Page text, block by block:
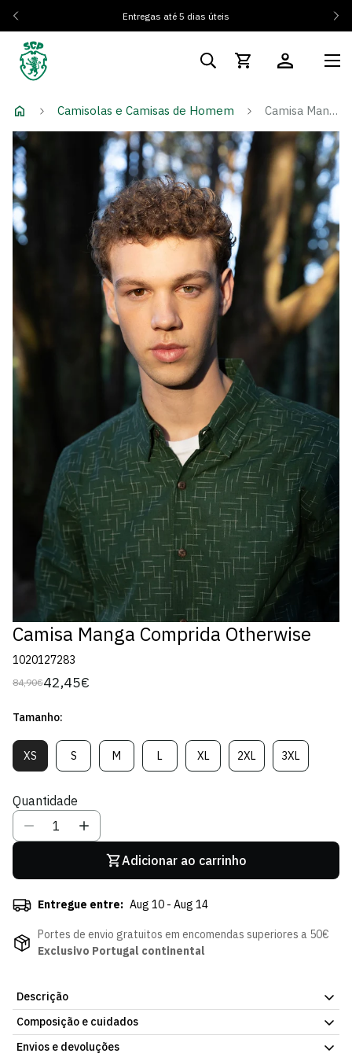
Entregas até 5 dias úteis
Camisolas e Camisas de Homem Camisa Manga Comprida Otherwise
Camisa Manga Comprida Otherwise
1020127283
Preço
84,90€
Preço
venda
42,45€
Tamanho:
XSVariante
Esgotada
Indisponível
SVariante
Esgotada
Indisponível
MVariante
Esgotada
LVariante
Esgotada
XLVariante
Esgotada
2XLVariante
Esgotada
3XLVariante
Esgotada
Quantidade
Adicionar ao carrinho
Entregue entre: Aug 10 - Aug 14
Portes de envio gratuitos em encomendas superiores a 50€
Exclusivo Portugal continental
Descrição
Representa o Sporting CP com elegância usando a Camisa
de Manga Comprida Otherwise.
Composição e cuidados
Envios e devoluções